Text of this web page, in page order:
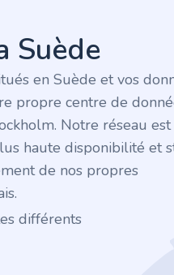
Suède
en Suède et vos
propre centre de
Notre réseau est
haute disponibilité et
de nos propres
différents